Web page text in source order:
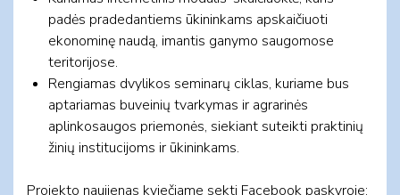
padės pradedantiems ūkininkams apskaičiuoti
ekonominę naudą, imantis ganymo saugomose
teritorijose.
Rengiamas dvylikos seminarų ciklas, kuriame bus
aptariamas buveinių tvarkymas ir agrarinės
aplinkosaugos priemonės, siekiant suteikti praktinių
žinių institucijoms ir ūkininkams.
Projekto naujienas kviečiame sekti Facebook paskyroje: